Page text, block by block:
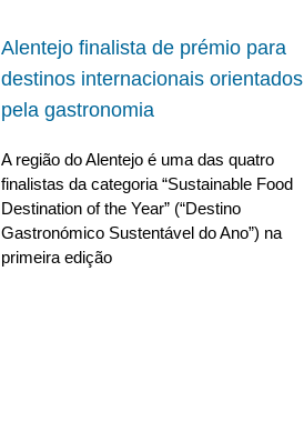
Alentejo finalista de prémio para
destinos internacionais orientados
pela gastronomia
A região do Alentejo é uma das quatro
finalistas da categoria “Sustainable Food
Destination of the Year” (“Destino
Gastronómico Sustentável do Ano”) na
primeira edição